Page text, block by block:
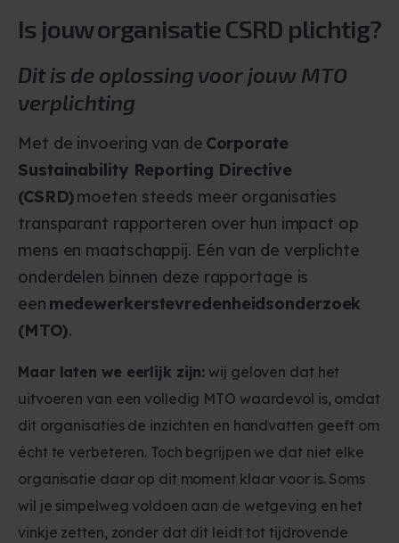
Is jouw organisatie CSRD plichtig?
Dit is de oplossing voor jouw MTO
verplichting
Met de invoering van de Corporate
Sustainability Reporting Directive
(CSRD)moeten steeds meer organisaties
transparant rapporteren over hun impact op
mens en maatschappij. Eén van de verplichte
onderdelen binnen deze rapportage is
een medewerkerstevredenheidsonderzoek
(MTO).
Maar laten we eerlijk zijn: wij geloven dat het
uitvoeren van een volledig MTO waardevol is, omdat
dit organisaties de inzichten en handvatten geeft om
écht te verbeteren. Toch begrijpen we dat niet elke
organisatie daar op dit moment klaar voor is. Soms
wil je simpelweg voldoen aan de wetgeving en het
vinkje zetten, zonder dat dit leidt tot tijdrovende